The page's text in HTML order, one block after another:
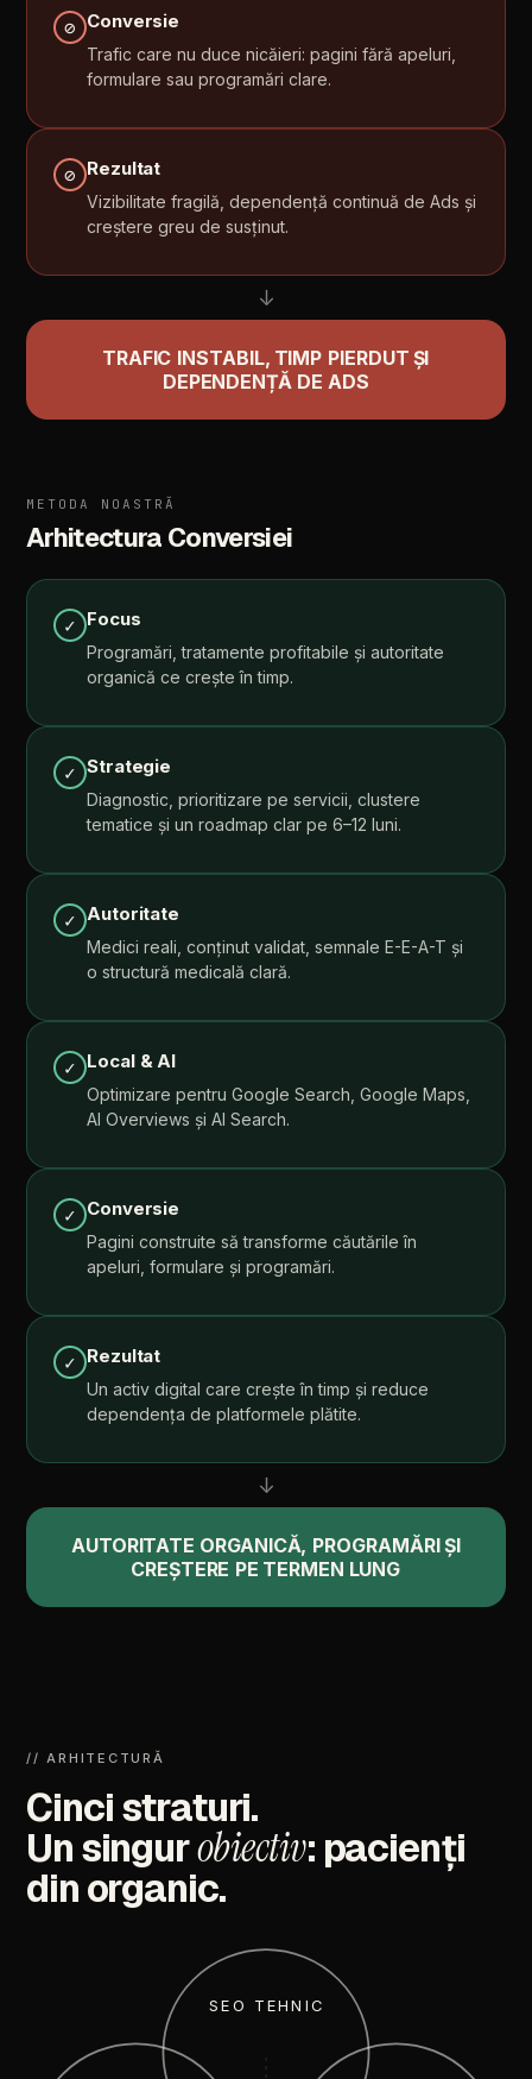
⊘ Conversie
Trafic care nu duce nicăieri: pagini fără apeluri,
formulare sau programări clare.
⊘ Rezultat
Vizibilitate fragilă, dependență continuă de Ads și
creștere greu de susținut.
↓
TRAFIC INSTABIL, TIMP PIERDUT ȘI
DEPENDENȚĂ DE ADS
METODA NOASTRĂ
Arhitectura Conversiei
✓ Focus
Programări, tratamente profitabile și autoritate
organică ce crește în timp.
✓ Strategie
Diagnostic, prioritizare pe servicii, clustere
tematice și un roadmap clar pe 6–12 luni.
✓ Autoritate
Medici reali, conținut validat, semnale E-E-A-T și
o structură medicală clară.
✓ Local & AI
Optimizare pentru Google Search, Google Maps,
AI Overviews și AI Search.
✓ Conversie
Pagini construite să transforme căutările în
apeluri, formulare și programări.
✓ Rezultat
Un activ digital care crește în timp și reduce
dependența de platformele plătite.
↓
AUTORITATE ORGANICĂ, PROGRAMĂRI ȘI
CREȘTERE PE TERMEN LUNG
// ARHITECTURĂ
Cincistraturi.
Unsingurobiectiv: pacienți
dinorganic.
SEO TEHNIC